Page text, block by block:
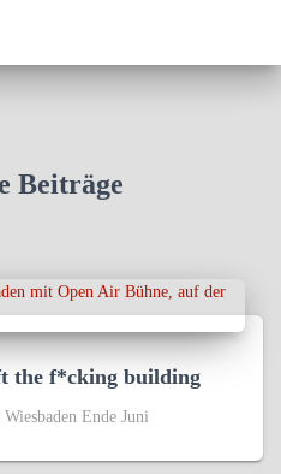
Beiträge
the f*cking building
Ende Juni